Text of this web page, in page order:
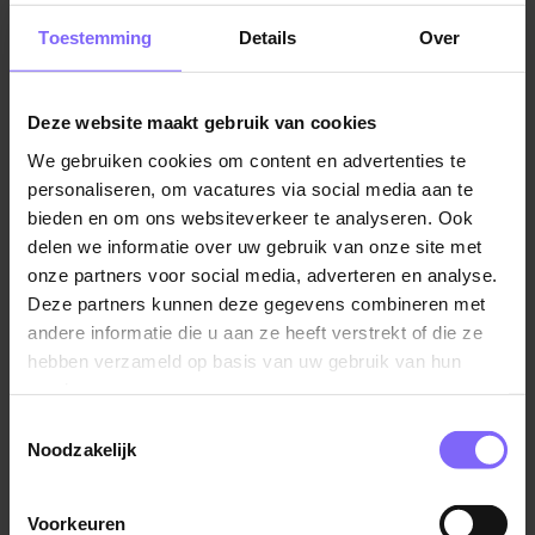
Toestemming Details Over
Deze website maakt gebruik van cookies
We gebruiken cookies om content en advertenties te
personaliseren, om vacatures via social media aan te
bieden en om ons websiteverkeer te analyseren. Ook
delen we informatie over uw gebruik van onze site met
onze partners voor social media, adverteren en analyse.
Deze partners kunnen deze gegevens combineren met
andere informatie die u aan ze heeft verstrekt of die ze
hebben verzameld op basis van uw gebruik van hun
Noodzakelijk
Voorkeuren
meestal in diensten. Deze diensten zijn onderverdeelt
in de dag-, avond- en nachtdienst.
Begeleider B
Begeleider C
Voorbeelden van functies
Ambulant Begeleider
Persoonlijk Begeleider
Begeleider Wonen
Begeleider A / B / C
voor en met de cliënten vervuld moeten worden is de